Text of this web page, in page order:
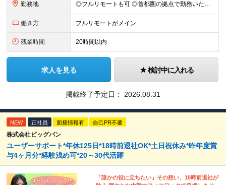
勤務地 ◎フルリモートも可 ◎首都圏の拠点で勤務いただくことを想定しております ■本社（湘南本社） 神奈川県藤沢市辻堂神台2-2-1 アイクロス湘南8階 └JR東海道線「辻堂駅」徒歩3分 ■東北支社 秋田
働き方 フルリモートがメイン
残業時間 20時間以内
求人を見る 検討中に入れる
掲載終了予定日： 2026.08.31
NEW 正社員 面接情報有 自己PR不要
株式会社ビッグバン
ユーザーサポート*年休125日*18時前退社OK*土日祝休み*昨年度賞
与4ヶ月分*経験浅め可*20～30代活躍
「誰かの役に立ちたい」その想い、18時前退社が